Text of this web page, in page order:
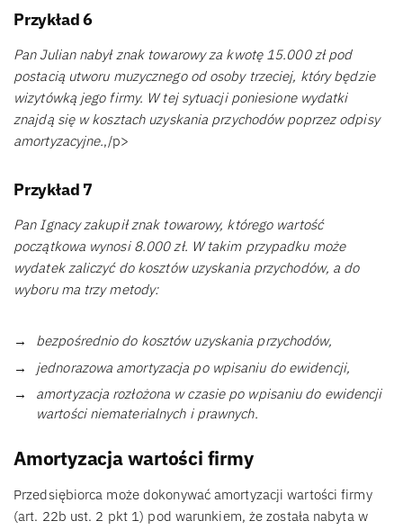
Przykład 6
Pan Julian nabył znak towarowy za kwotę 15.000 zł pod
postacią utworu muzycznego od osoby trzeciej, który będzie
wizytówką jego firmy. W tej sytuacji poniesione wydatki
znajdą się w kosztach uzyskania przychodów poprzez odpisy
amortyzacyjne.,/p>
Przykład 7
Pan Ignacy zakupił znak towarowy, którego wartość
początkowa wynosi 8.000 zł. W takim przypadku może
wydatek zaliczyć do kosztów uzyskania przychodów, a do
wyboru ma trzy metody:
bezpośrednio do kosztów uzyskania przychodów,
jednorazowa amortyzacja po wpisaniu do ewidencji,
amortyzacja rozłożona w czasie po wpisaniu do ewidencji
wartości niematerialnych i prawnych.
Amortyzacja wartości firmy
Przedsiębiorca może dokonywać amortyzacji wartości firmy
(art. 22b ust. 2 pkt 1) pod warunkiem, że została nabyta w